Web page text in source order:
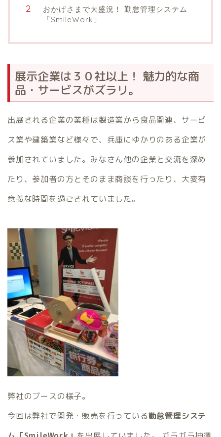
おかげさまで大盛況！ 勤怠管理システム
「SmileWork」
展示企業は３０社以上！ 魅力的な商
品・サービスがズラリ。
出展される企業の業種は製造業から食品関連、サービ
ス業や建築業など様々で、兵庫にゆかりのある企業が
参加されていました。みなさん他の企業と交流を深め
たり、参加者の方とそのまま商談を行ったり、大変有
意義な時間を過ごされていました。
弊社のブースの様子。
今回は弊社で開発・販売を行っている勤怠管理システ